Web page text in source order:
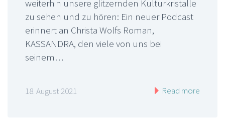
weiterhin unsere glitzernden Kulturkristalle
zu sehen und zu hören: Ein neuer Podcast
erinnert an Christa Wolfs Roman,
KASSANDRA, den viele von uns bei
seinem…
18. August 2021 Read more